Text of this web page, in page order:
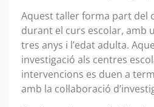
Aquest taller forma part del
durant el curs escolar, amb
tres anys i l’edat adulta.
investigació als centres
intervencions es duen a
amb la col·laboració